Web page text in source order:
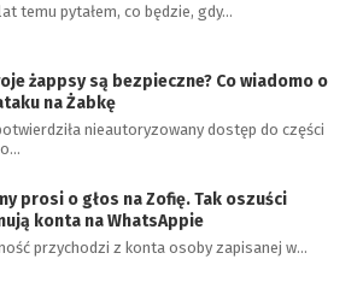
temu pytałem, co będzie, gdy…
żappsy są bezpieczne? Co wiadomo o
na Żabkę
nieautoryzowany dostęp do części
prosi o głos na Zofię. Tak oszuści
konta na WhatsAppie
przychodzi z konta osoby zapisanej w…